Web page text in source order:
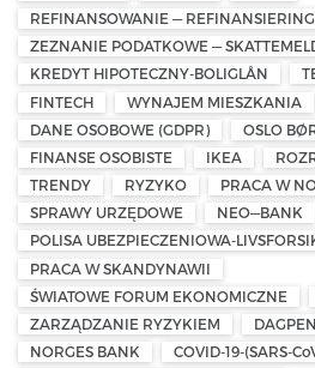
REFINANSOWANIE — REFINANSIERING
ZEZNANIE PODATKOWE —
KREDYT HIPOTECZNY-BOLIGLÅN
FINTECH
WYNAJEM MIESZKANIA
DANE OSOBOWE (GDPR)
OSLO
FINANSE OSOBISTE
IKEA
TRENDY
RYZYKO
PRACA W
SPRAWY URZĘDOWE
NEO—BANK
POLISA UBEZPIECZENIOWA-
PRACA W SKANDYNAWII
ŚWIATOWE FORUM EKONOMICZNE
ZARZĄDZANIE RYZYKIEM
NORGES BANK
COVID-19-(SARS-